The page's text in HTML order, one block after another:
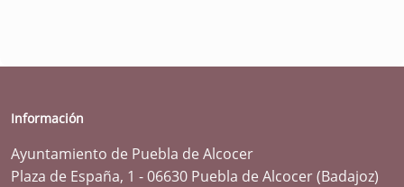
Información
Ayuntamiento de Puebla de Alcocer
Plaza de España, 1 - 06630 Puebla de Alcocer (Badajoz)